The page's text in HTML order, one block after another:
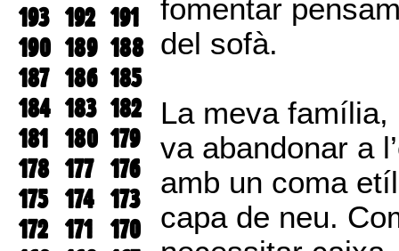
193 192 191
190 189 188
187 186 185
184 183 182
181 180 179
178 177 176
175 174 173
172 171 170
fomentar
del sofà.
La meva
va abandonar a
amb un coma
capa de neu.